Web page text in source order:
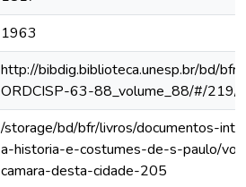
1963
http://bibdig.biblioteca.unesp.br/bd/
ORDCISP-63-88_volume_88/#/219/
/storage/bd/bfr/livros/documentos-
a-historia-e-costumes-de-s-paulo/
camara-desta-cidade-205